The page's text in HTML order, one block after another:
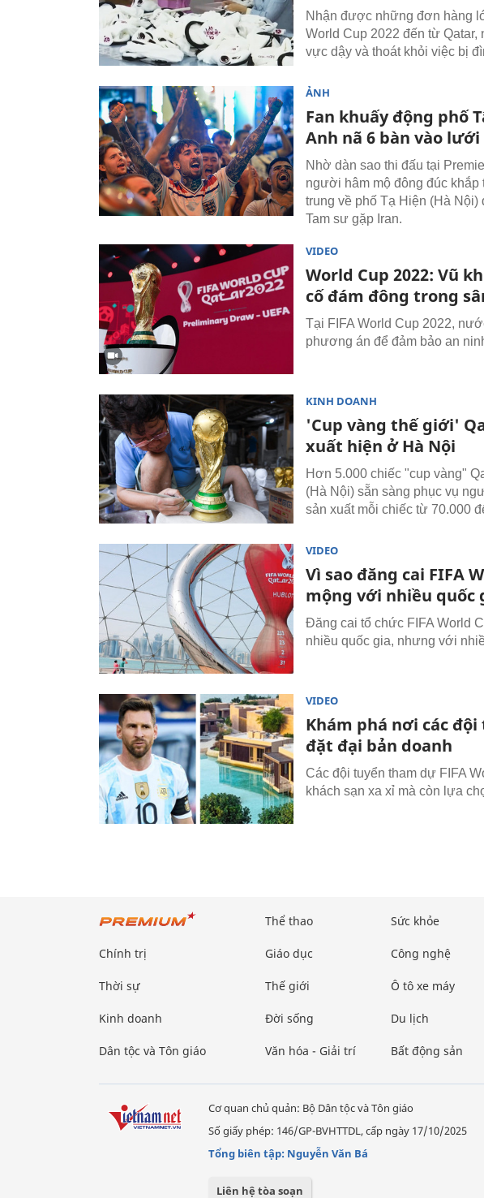
Nhận được những đơn hàng
World Cup 2022 đến từ Qatar,
vực dậy và thoát khỏi việc bị
ẢNH
Fan khuấy động phố
Anh nã 6 bàn vào
Nhờ dàn sao thi đấu tại
người hâm mộ đông đúc
trung về phố Tạ Hiện (Hà Nội)
Tam sư gặp Iran.
VIDEO
World Cup 2022: Vũ
cố đám đông trong
Tại FIFA World Cup 2022,
phương án để đảm bảo an
KINH DOANH
'Cup vàng thế giới'
xuất hiện ở Hà Nội
Hơn 5.000 chiếc "cup vàng"
(Hà Nội) sẵn sàng phục vụ
sản xuất mỗi chiếc từ 70.000
VIDEO
Vì sao đăng cai FIFA
mộng với nhiều quốc
Đăng cai tổ chức FIFA World
nhiều quốc gia, nhưng với
VIDEO
Khám phá nơi các đội
đặt đại bản doanh
Các đội tuyển tham dự FIFA
khách sạn xa xỉ mà còn lựa
Chính trị
Thời sự
Kinh doanh
Dân tộc và Tôn giáo
Thể thao
Giáo dục
Thế giới
Đời sống
Văn hóa - Giải trí
Sức khỏe
Công nghệ
Ô tô xe máy
Du lịch
Bất động sản
Cơ quan chủ quản: Bộ Dân tộc và Tôn giáo
Số giấy phép: 146/GP-BVHTTDL, cấp ngày 17/10/2025
Tổng biên tập: Nguyễn Văn Bá
Liên hệ tòa soạn